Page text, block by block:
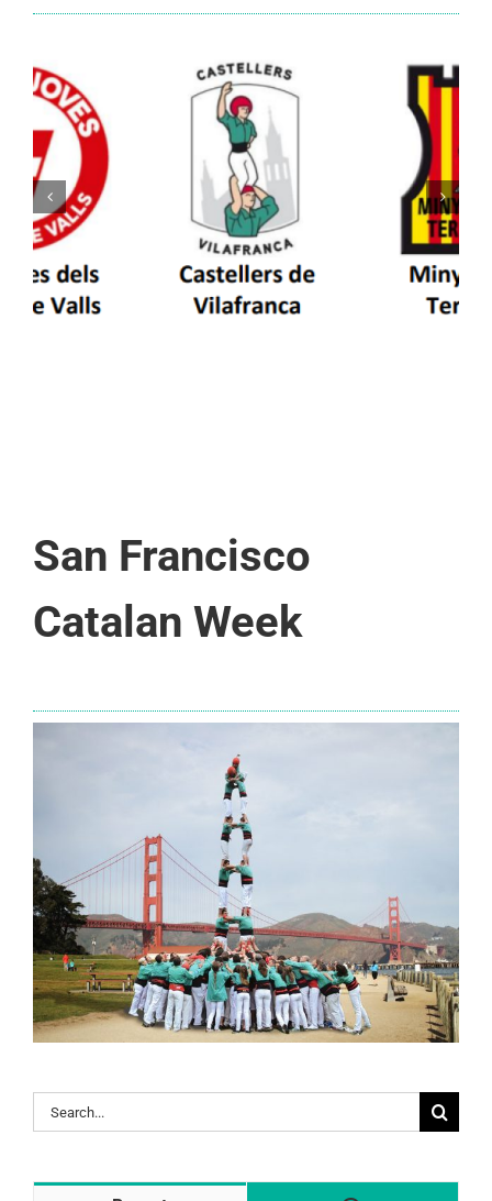
Els Castellers de Vilafranca unieixen tradició i
patrimoni en un viatge de colla a la Vall
d’Aran i a la Vall de Boí
San Francisco
Catalan Week
Search
for: